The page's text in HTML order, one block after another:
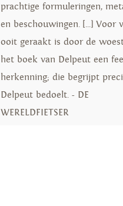
prachtige formuleringen,
en beschouwingen. [...] Voor
ooit geraakt is door de
het boek van Delpeut een
herkenning; die begrijpt
Delpeut bedoelt. - DE
WERELDFIETSER